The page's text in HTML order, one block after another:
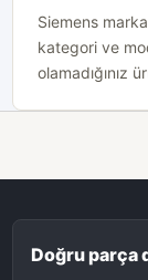
Siemens
kategori ve
olamadığınız
Doğru parça